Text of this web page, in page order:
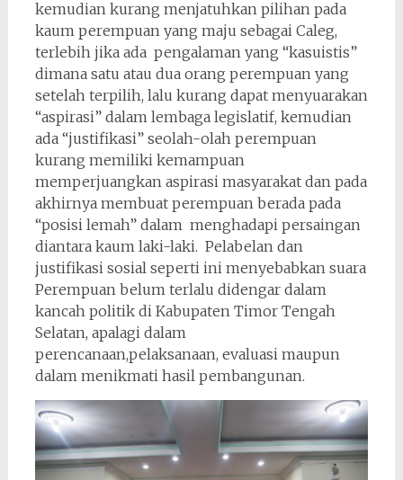
kemudian kurang menjatuhkan pilihan pada
kaum perempuan yang maju sebagai Caleg,
terlebih jika ada pengalaman yang “kasuistis”
dimana satu atau dua orang perempuan yang
setelah terpilih, lalu kurang dapat menyuarakan
“aspirasi” dalam lembaga legislatif, kemudian
ada “justifikasi” seolah-olah perempuan
kurang memiliki kemampuan
memperjuangkan aspirasi masyarakat dan pada
akhirnya membuat perempuan berada pada
“posisi lemah” dalam menghadapi persaingan
diantara kaum laki-laki. Pelabelan dan
justifikasi sosial seperti ini menyebabkan suara
Perempuan belum terlalu didengar dalam
kancah politik di Kabupaten Timor Tengah
Selatan, apalagi dalam
perencanaan,pelaksanaan, evaluasi maupun
dalam menikmati hasil pembangunan.